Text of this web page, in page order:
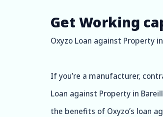
Get Working
Oxyzo Loan against Property
If you’re a manufacturer,
Loan against Property in
the benefits of Oxyzo’s loan